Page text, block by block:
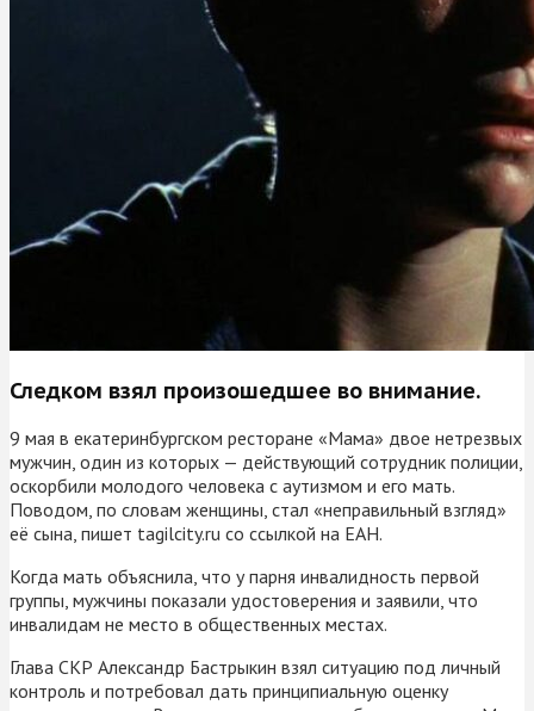
Следком взял произошедшее во внимание.
9 мая в екатеринбургском ресторане «Мама» двое нетрезвых
мужчин, один из которых — действующий сотрудник полиции,
оскорбили молодого человека с аутизмом и его мать.
Поводом, по словам женщины, стал «неправильный взгляд»
её сына, пишет tagilcity.ru со ссылкой на ЕАН.
Когда мать объяснила, что у парня инвалидность первой
группы, мужчины показали удостоверения и заявили, что
инвалидам не место в общественных местах.
Глава СКР Александр Бастрыкин взял ситуацию под личный
контроль и потребовал дать принципиальную оценку